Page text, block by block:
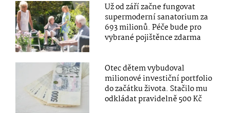
Už od září začne fungovat
supermoderní sanatorium za
693 milionů. Péče bude pro
vybrané pojištěnce zdarma
Otec dětem vybudoval
milionové investiční portfolio
do začátku života. Stačilo mu
odkládat pravidelně 500 Kč